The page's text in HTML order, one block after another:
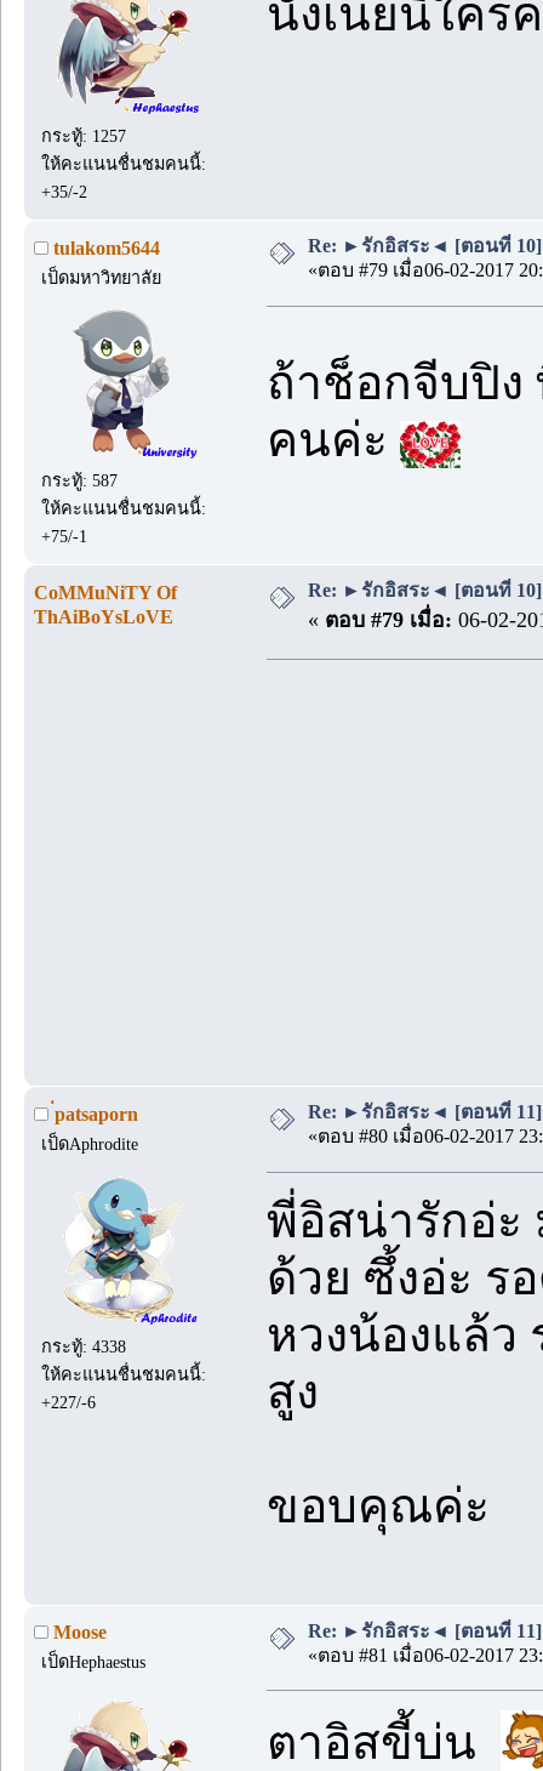
กระทู้: 1257
ให้คะแนนชื่นชมคนนี้:
+35/-2
นังเนยนี่ใคร
tulakom5644
เป็ดมหาวิทยาลัย
กระทู้: 587
ให้คะแนนชื่นชมคนนี้:
+75/-1
Re: ►รักอิสระ◄ [ตอนที่ 10]
«ตอบ #79 เมื่อ06-02-2017
ถ้าช็อกจีบปิง
คนค่ะ
CoMMuNiTY Of
ThAiBoYsLoVE
Re: ►รักอิสระ◄ [ตอนที่ 10]
« ตอบ #79 เมื่อ: 06-02-
่patsaporn
เป็ดAphrodite
กระทู้: 4338
ให้คะแนนชื่นชมคนนี้:
+227/-6
Re: ►รักอิสระ◄ [ตอนที่ 11]
«ตอบ #80 เมื่อ06-02-2017
พี่อิสน่ารักอ่ะ
ด้วย ซึ้งอ่ะ ร
หวงน้องแล้ว
สูง
ขอบคุณค่ะ
Moose
เป็ดHephaestus
Re: ►รักอิสระ◄ [ตอนที่ 11]
«ตอบ #81 เมื่อ06-02-2017
ตาอิสขี้บ่น